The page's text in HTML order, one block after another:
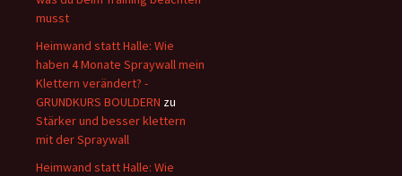
musst
Heimwand statt Halle: Wie
haben 4 Monate Spraywall mein
Klettern verändert? -
GRUNDKURS BOULDERN zu
Stärker und besser klettern
mit der Spraywall
Heimwand statt Halle: Wie